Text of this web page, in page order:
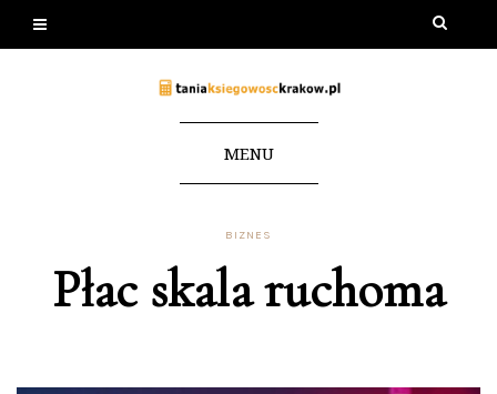
MENU
BIZNES
Płac skala ruchoma